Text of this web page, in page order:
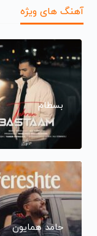
آهنگ های ویژه
بسطام
حامد همایون